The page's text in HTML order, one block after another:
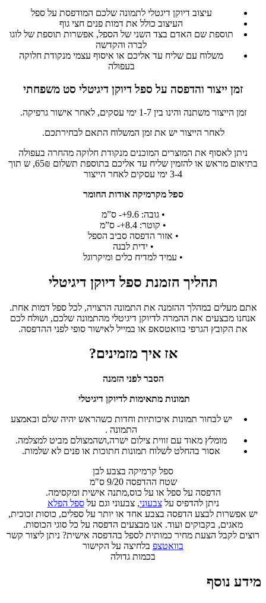
עיצוב דיוקן דיגטלי לתמונה שלכם המודפסת על ספל
העיצוב כולל את דמות פנים חצי גוף
תוספת שם האדם בצד השני של הספל, אפשרות תוספת של לוגו
לברה והקדשה
משלוח עם שליח עד אליכם או איסוף עצמי מנקודת חלוקה
בעפולה
זמן ייצור והדפסה על ספל דיוקן דיגיטלי סט משפחתי
זמן הייצור משתנה והינו בין 1-7 ימי עסקים, לאחר אישור גרפיקה.
לאחר הייצור יש את זמן המשלוח התאם לבחירתכם.
ניתן לאסוף את המוצרים המוכנים מנקודת חלוקה מהחרה בעפולה
בתיאום מראש או להזמין שליח עד אליכם בתוספת תשלום 65₪, ש תוך
3-4 ימי עסקים לאחר הייצור
ספל מקרמיקה אודות החומר
• גובה: 9.6+- ס”מ
• קוטר: 8.4+- ס”מ
• אזור הדפסה סביב הספל
• ידית לבנה
• עמיד למדיח כלים ומיקרוגל
תהליך הזמנת ספל דיוקן דיגיטלי
אתם מעלים במהלך ההזמנה את התמונה הרצויה, לכל ספל דמות אחת.
אנחנו מבצעים את ההמרה לדיוקן דיגיטלי מהתמונה שלכם, ושולח לכם
את הקובץ הגרפי בוואטסאפ או במייל לאישור סופי לפני ההדפסה.
אז איך מזמינים?
הסבר לפני הזמנה
תמונות מתאימות לדיוקן דיגיטלי
יש לבחור תמונות איכותיות וחדות כשהראש יהיה שלם ובאמצע
התמונה .
מומלץ מאוד עם זווית צילום ישרה,ושהמצולם מביט למצלמה.
אסור בהחלט לשלוח תמונות חתוכות או פנים לא שלמות.
ספל קרמיקה בצבע לבן
שטח ההדפסה 9/20 ס"מ
הדפסה על ספל או על כוס,מתנה אישית ומקסימה.
ניתן להדפיס עלצבעוני, צבעוני וגם עלספל הפלא
יש אפשרות לבצע הדפסה בצבע אחד או יותר על ספלים, כוסות זכוכית,
מאגים, בקבוקים ועוד. אנו מבצעים הדפסה על כל סוגי הכוסות.
רוצים לקבל הצעת מחיר כמותית לספל בהדפסה אישית? ניתן ליצור קשר
בוואטצפ בלחיצה על הקישור
בכמות גדולה
מידע נוסף